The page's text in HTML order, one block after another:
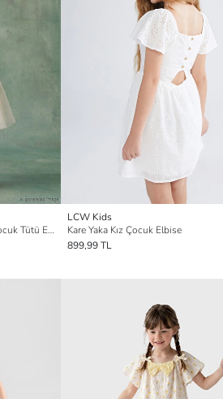
Bisiklet Yaka Kalp Nakışlı Kız Çocuk Tütü Elbise
LCW Kids
Kare Yaka Kız Çocuk Elbise
899,99 TL